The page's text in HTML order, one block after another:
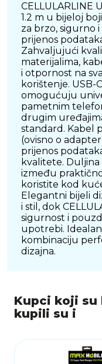
CELLULARLINE
1.2 m u bijeloj
za brzo, sigurno
prijenos
Zahvaljujući
materijalima,
i otpornost na
korištenje. USB-
omogućuju
pametnim
drugim
standard. Kabel
(ovisno o
prijenos
kvalitete. Duljina
između
koristite kod
Elegantni bijeli
i stil, dok
sigurnost i
upotrebi.
kombinaciju
dizajna.
Kupci koji su
kupili su i